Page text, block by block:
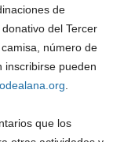
de
del Tercer
número de
inscribirse pueden
que los